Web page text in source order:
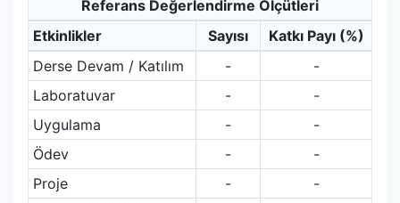
Referans Değerlendirme Ölçütleri
Etkinlikler
Sayısı
Katkı Payı (%)
Derse Devam / Katılım
-
-
Laboratuvar
-
-
Uygulama
-
-
Ödev
-
-
Proje
-
-